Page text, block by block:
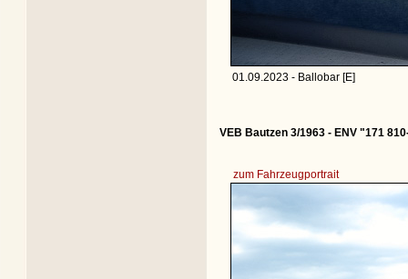
01.09.2023 - Ballobar [E]
VEB Bautzen 3/1963 - ENV "171
zum Fahrzeugportrait